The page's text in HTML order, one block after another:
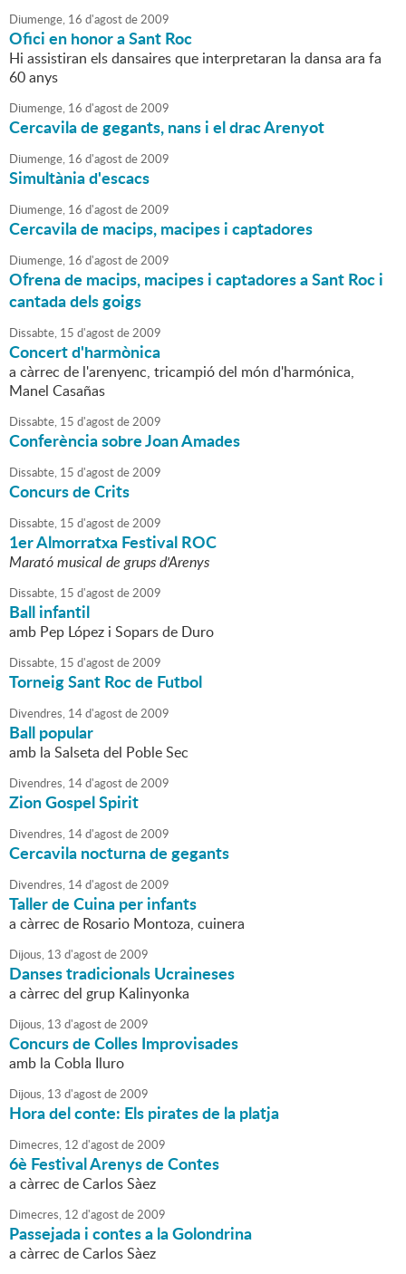
Diumenge, 16 d'agostde2009
Ofici en honor a Sant Roc
Hi assistiran els dansaires que interpretaran la dansa ara fa
60 anys
Diumenge, 16 d'agostde2009
Cercavila de gegants, nans i el drac Arenyot
Diumenge, 16 d'agostde2009
Simultània d'escacs
Diumenge, 16 d'agostde2009
Cercavila de macips, macipes i captadores
Diumenge, 16 d'agostde2009
Ofrena de macips, macipes i captadores a Sant Roc i
cantada dels goigs
Dissabte, 15 d'agostde2009
Concert d'harmònica
a càrrec de l'arenyenc, tricampió del món d'harmónica,
Manel Casañas
Dissabte, 15 d'agostde2009
Conferència sobre Joan Amades
Dissabte, 15 d'agostde2009
Concurs de Crits
Dissabte, 15 d'agostde2009
1er Almorratxa Festival ROC
Marató musical de grups d'Arenys
Dissabte, 15 d'agostde2009
Ball infantil
amb Pep López i Sopars de Duro
Dissabte, 15 d'agostde2009
Torneig Sant Roc de Futbol
Divendres, 14d'agostde2009
Ball popular
amb la Salseta del Poble Sec
Divendres, 14d'agostde2009
Zion Gospel Spirit
Divendres, 14d'agostde2009
Cercavila nocturna de gegants
Divendres, 14d'agostde2009
Taller de Cuina per infants
a càrrec de Rosario Montoza, cuinera
Dijous, 13 d'agostde2009
Danses tradicionals Ucraineses
a càrrec del grup Kalinyonka
Dijous, 13 d'agostde2009
Concurs de Colles Improvisades
amb la Cobla Iluro
Dijous, 13 d'agostde2009
Hora del conte: Els pirates de la platja
Dimecres, 12 d'agostde2009
6è Festival Arenys de Contes
a càrrec de Carlos Sàez
Dimecres, 12 d'agostde2009
Passejada i contes a la Golondrina
a càrrec de Carlos Sàez